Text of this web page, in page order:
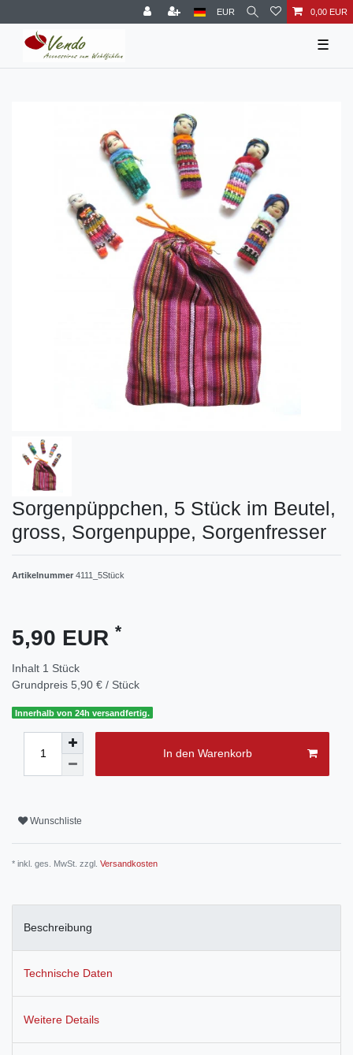
EUR 0,00 EUR
☰
Sorgenpüppchen, 5 Stück im Beutel,
gross, Sorgenpuppe, Sorgenfresser
Artikelnummer 4111_5Stück
5,90 EUR *
Inhalt 1 Stück
Grundpreis 5,90 € / Stück
Innerhalb von 24h versandfertig.
In den Warenkorb
Wunschliste
* inkl. ges. MwSt. zzgl. Versandkosten
Beschreibung
Technische Daten
Weitere Details